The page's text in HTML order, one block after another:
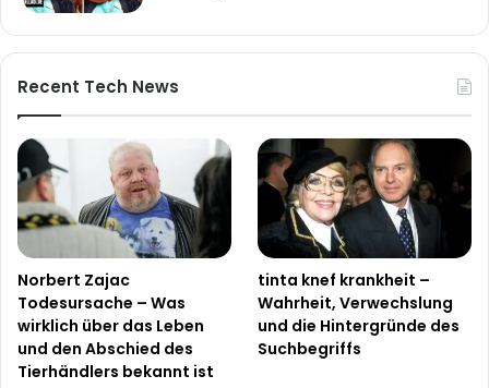
Recent Tech News
Norbert Zajac
Todesursache – Was
wirklich über das Leben
und den Abschied des
Tierhändlers bekannt ist
tinta knef krankheit –
Wahrheit, Verwechslung
und die Hintergründe des
Suchbegriffs